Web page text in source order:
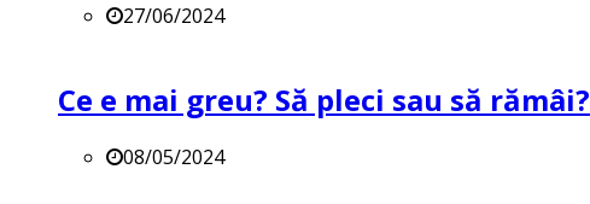
27/06/2024
Ce e mai greu? Să pleci sau să rămâi?
08/05/2024